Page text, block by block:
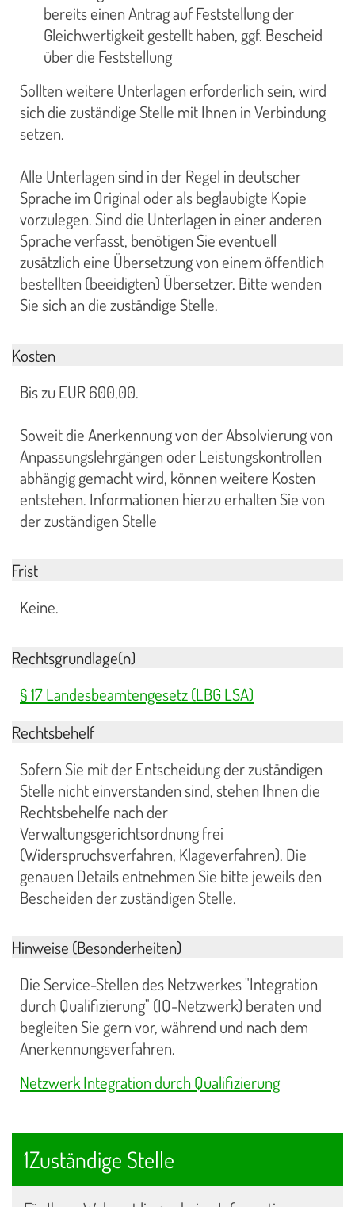
bereits einen Antrag auf Feststellung der
Gleichwertigkeit gestellt haben, ggf. Bescheid
über die Feststellung
Sollten weitere Unterlagen erforderlich sein, wird
sich die zuständige Stelle mit Ihnen in Verbindung
setzen.
Alle Unterlagen sind in der Regel in deutscher
Sprache im Original oder als beglaubigte Kopie
vorzulegen. Sind die Unterlagen in einer anderen
Sprache verfasst, benötigen Sie eventuell
zusätzlich eine Übersetzung von einem öffentlich
bestellten (beeidigten) Übersetzer. Bitte wenden
Sie sich an die zuständige Stelle.
Kosten
Bis zu EUR 600,00.
Soweit die Anerkennung von der Absolvierung von
Anpassungslehrgängen oder Leistungskontrollen
abhängig gemacht wird, können weitere Kosten
entstehen. Informationen hierzu erhalten Sie von
der zuständigen Stelle
Frist
Keine.
Rechtsgrundlage(n)
§ 17 Landesbeamtengesetz (LBG LSA)
Rechtsbehelf
Sofern Sie mit der Entscheidung der zuständigen
Stelle nicht einverstanden sind, stehen Ihnen die
Rechtsbehelfe nach der
Verwaltungsgerichtsordnung frei
(Widerspruchsverfahren, Klageverfahren). Die
genauen Details entnehmen Sie bitte jeweils den
Bescheiden der zuständigen Stelle.
Hinweise (Besonderheiten)
Die Service-Stellen des Netzwerkes "Integration
durch Qualifizierung" (IQ-Netzwerk) beraten und
begleiten Sie gern vor, während und nach dem
Anerkennungsverfahren.
Netzwerk Integration durch Qualifizierung
1Zuständige Stelle